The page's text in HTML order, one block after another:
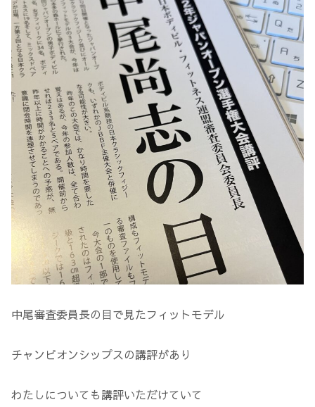
中尾審査委員長の目で見たフィットモデル
チャンピオンシップスの講評があり
わたしについても講評いただけていて